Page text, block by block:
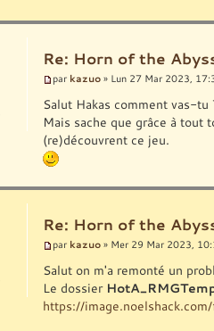
Re: Horn of the
par kazuo » Lun 27 Mar 2023,
Salut Hakas comment vas-tu
Mais sache que grâce à
(re)découvrent ce jeu.
Re: Horn of the
par kazuo » Mer 29 Mar 2023,
Salut on m'a remonté un
Le dossier
https://